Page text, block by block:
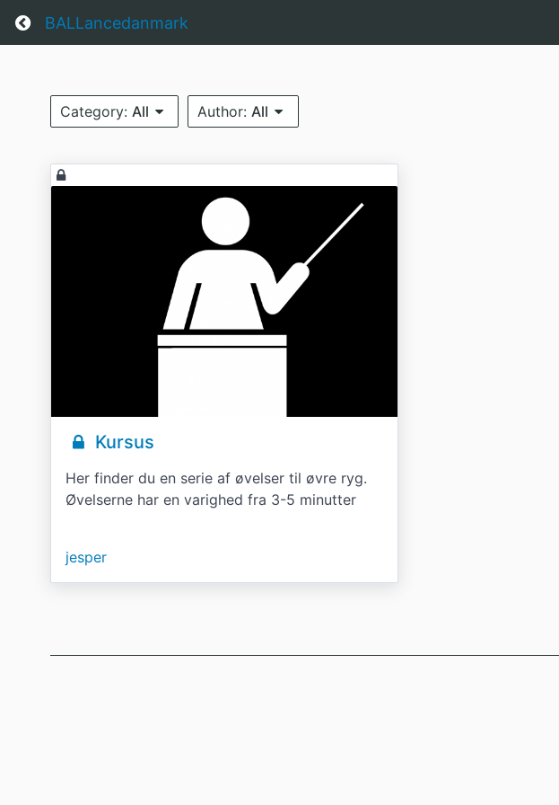
Return home
BALLancedanmark
Category: All Author:All
Kursus
Her finder du en serie af øvelser til øvre ryg.
Øvelserne har en varighed fra 3-5 minutter
jesper